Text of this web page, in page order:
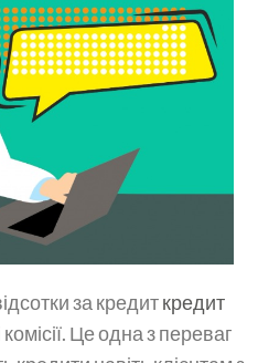
за кредиткредит
комісії. Це одна з переваг